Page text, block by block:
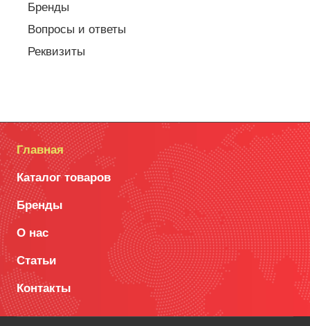
Бренды
Вопросы и ответы
Реквизиты
Главная
Каталог товаров
Бренды
О нас
Статьи
Контакты